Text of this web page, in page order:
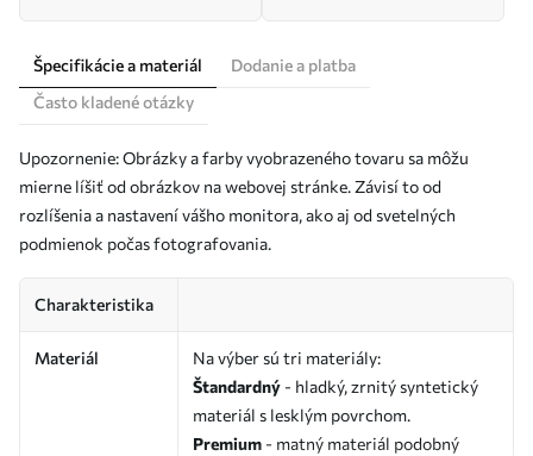
Špecifikácie a materiál
Dodanie a platba
Často kladené otázky
Upozornenie: Obrázky a farby vyobrazeného tovaru sa môžu
mierne líšiť od obrázkov na webovej stránke. Závisí to od
rozlíšenia a nastavení vášho monitora, ako aj od svetelných
podmienok počas fotografovania.
Charakteristika
Materiál
Na výber sú tri materiály:
Štandardný - hladký, zrnitý syntetický
materiál s lesklým povrchom.
Premium - matný materiál podobný